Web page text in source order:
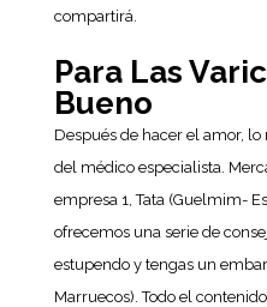
compartirá.
Para Las
Bueno
Después de hacer el amor,
del médico especialista.
empresa 1, Tata (Guelmim-
ofrecemos una serie de
estupendo y tengas un
Marruecos). Todo el